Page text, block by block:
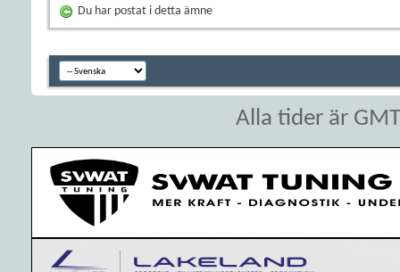
Du har postat i detta ämne
Alla tider är